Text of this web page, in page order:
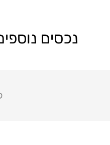
נכסים